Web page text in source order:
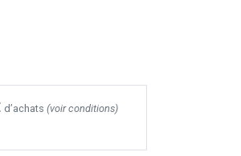
d’achats (voir conditions)